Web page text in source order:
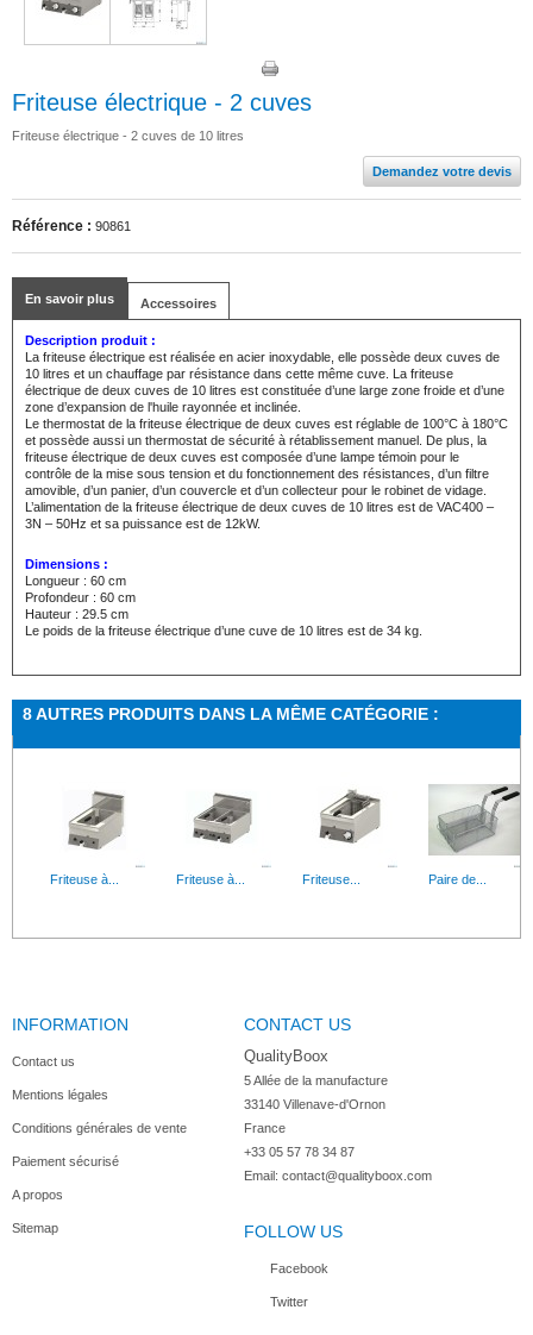
Friteuse électrique - 2 cuves
Friteuse électrique - 2 cuves de 10 litres
Demandez votre devis
Référence : 90861
En savoir plus Accessoires
Description produit :
La friteuse électrique est réalisée en acier inoxydable, elle possède deux cuves de
10 litres et un chauffage par résistance dans cette même cuve. La friteuse
électrique de deux cuves de 10 litres est constituée d’une large zone froide et d’une
zone d’expansion de l'huile rayonnée et inclinée.
Le thermostat de la friteuse électrique de deux cuves est réglable de 100°C à 180°C
et possède aussi un thermostat de sécurité à rétablissement manuel. De plus, la
friteuse électrique de deux cuves est composée d’une lampe témoin pour le
contrôle de la mise sous tension et du fonctionnement des résistances, d’un filtre
amovible, d’un panier, d’un couvercle et d’un collecteur pour le robinet de vidage.
L’alimentation de la friteuse électrique de deux cuves de 10 litres est de VAC400 –
3N – 50Hz et sa puissance est de 12kW.
Dimensions :
Longueur : 60 cm
Profondeur : 60 cm
Hauteur : 29.5 cm
Le poids de la friteuse électrique d’une cuve de 10 litres est de 34 kg.
8 AUTRES PRODUITS DANS LA MÊME CATÉGORIE :
Friteuse à... Friteuse à... Friteuse... Paire de...
Friteuse...
INFORMATION
Contact us
Mentions légales
Conditions générales de vente
Paiement sécurisé
A propos
Sitemap
CONTACT US
QualityBoox
5 Allée de la manufacture
33140 Villenave-d'Ornon
France
+33 05 57 78 34 87
Email: contact@qualityboox.com
FOLLOW US
Facebook
Twitter